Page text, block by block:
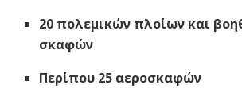
20 πολεμικών πλοίων και
σκαφών
Περίπου 25 αεροσκαφών